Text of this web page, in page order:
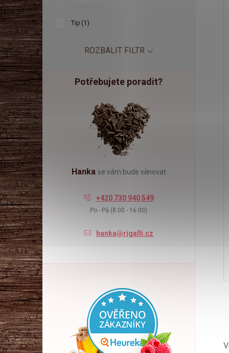
Tip 1
ROZBALIT FILTR
Potřebujete poradit?
Hanka se vám bude věnovat
+420 730 940 549
Po - Pá (8:00 - 16:00)
hanka@rigalli.cz